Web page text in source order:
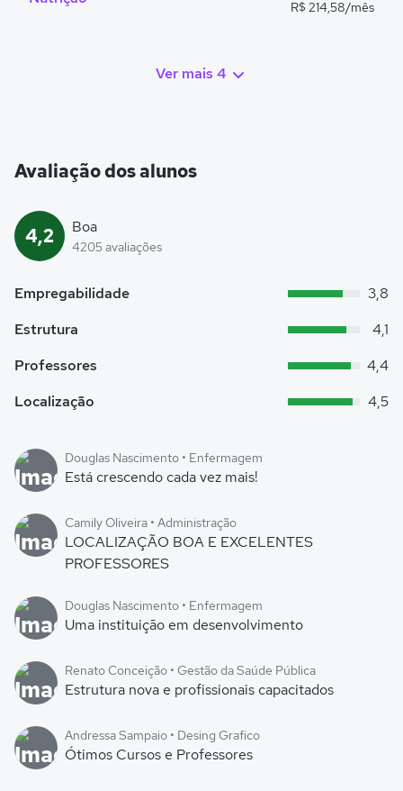
R$ 214,58/mês
Ver mais 4
Avaliação dos alunos
4,2 Boa
4205 avaliações
Empregabilidade
3,8
Estrutura
4,1
Professores
4,4
Localização
4,5
Douglas Nascimento • Enfermagem
Está crescendo cada vez mais!
Camily Oliveira • Administração
LOCALIZAÇÃO BOA E EXCELENTES
PROFESSORES
Douglas Nascimento • Enfermagem
Uma instituição em desenvolvimento
Renato Conceição • Gestão da Saúde Pública
Estrutura nova e profissionais capacitados
Andressa Sampaio • Desing Grafico
Ótimos Cursos e Professores